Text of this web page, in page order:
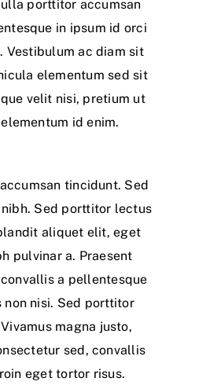
porttitor accumsan
in ipsum id orci
Vestibulum ac diam sit
elementum sed sit
velit nisi, pretium ut
id enim.
tincidunt. Sed
Sed porttitor lectus
aliquet elit, eget
pulvinar a. Praesent
a pellentesque
non nisi. Sed porttitor
magna justo,
sed, convallis
eget tortor risus.